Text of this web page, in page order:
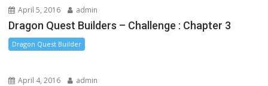
April 5, 2016 admin
Dragon Quest Builders – Challenge : Chapter 3
Dragon Quest Builder
April 4, 2016 admin